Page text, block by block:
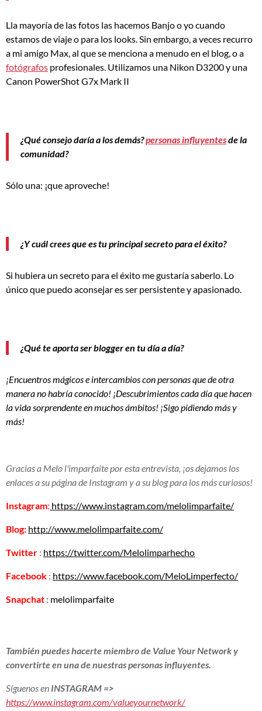
Lla mayoría de las fotos las hacemos Banjo o yo cuando
estamos de viaje o para los looks. Sin embargo, a veces recurro
a mi amigo Max, al que se menciona a menudo en el blog, o a
fotógrafos profesionales. Utilizamos una Nikon D3200 y una
Canon PowerShot G7x Mark II
¿Qué consejo daría a los demás?personas influyentesde la
comunidad?
Sólo una: ¡que aproveche!
¿Y cuál crees que es tu principal secreto para el éxito?
Si hubiera un secreto para el éxito me gustaría saberlo. Lo
único que puedo aconsejar es ser persistente y apasionado.
¿Qué te aporta ser blogger en tu día a día?
¡Encuentros mágicos e intercambios con personas que de otra
manera no habría conocido! ¡Descubrimientos cada día que hacen
la vida sorprendente en muchos ámbitos! ¡Sigo pidiendo más y
más!
Gracias a Melo l'imparfaite por esta entrevista, ¡os dejamos los
enlaces a su página de Instagram y a su blog para los más curiosos!
Instagram: https://www.instagram.com/melolimparfaite/
Blog: http://www.melolimparfaite.com/
Twitter : https://twitter.com/Melolimparhecho
Facebook : https://www.facebook.com/MeloLimperfecto/
Snapchat : melolimparfaite
También puedes hacerte miembro de Value Your Network y
convertirte en una de nuestras personas influyentes.
Síguenos en INSTAGRAM =>
https://www.instagram.com/valueyournetwork/